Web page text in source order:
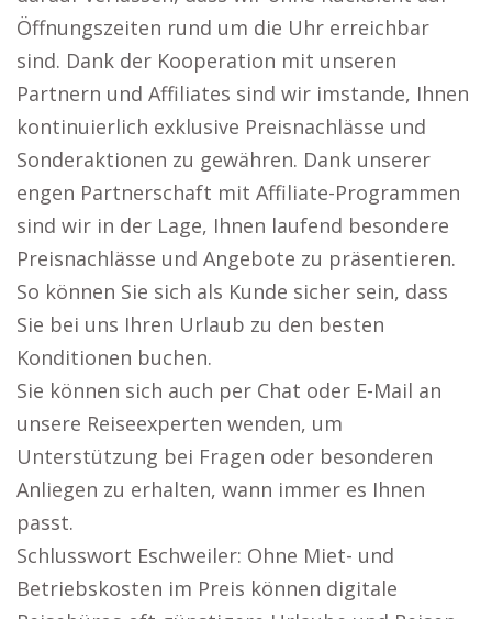
Öffnungszeiten rund um die Uhr erreichbar
sind. Dank der Kooperation mit unseren
Partnern und Affiliates sind wir imstande, Ihnen
kontinuierlich exklusive Preisnachlässe und
Sonderaktionen zu gewähren. Dank unserer
engen Partnerschaft mit Affiliate-Programmen
sind wir in der Lage, Ihnen laufend besondere
Preisnachlässe und Angebote zu präsentieren.
So können Sie sich als Kunde sicher sein, dass
Sie bei uns Ihren Urlaub zu den besten
Konditionen buchen.
Sie können sich auch per Chat oder E-Mail an
unsere Reiseexperten wenden, um
Unterstützung bei Fragen oder besonderen
Anliegen zu erhalten, wann immer es Ihnen
passt.
Schlusswort Eschweiler: Ohne Miet- und
Betriebskosten im Preis können digitale